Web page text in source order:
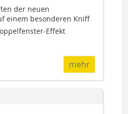
der neuen
einem besonderen Kniff
Effekt
mehr